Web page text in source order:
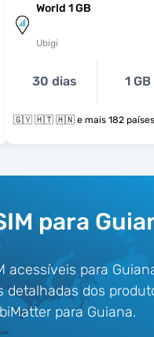
World 1 GB
Ubigi
30 dias 1 GB
🇬🇾 🇭🇹 🇭🇳 e mais 182 países
para
acessíveis para
dos
para Guiana.